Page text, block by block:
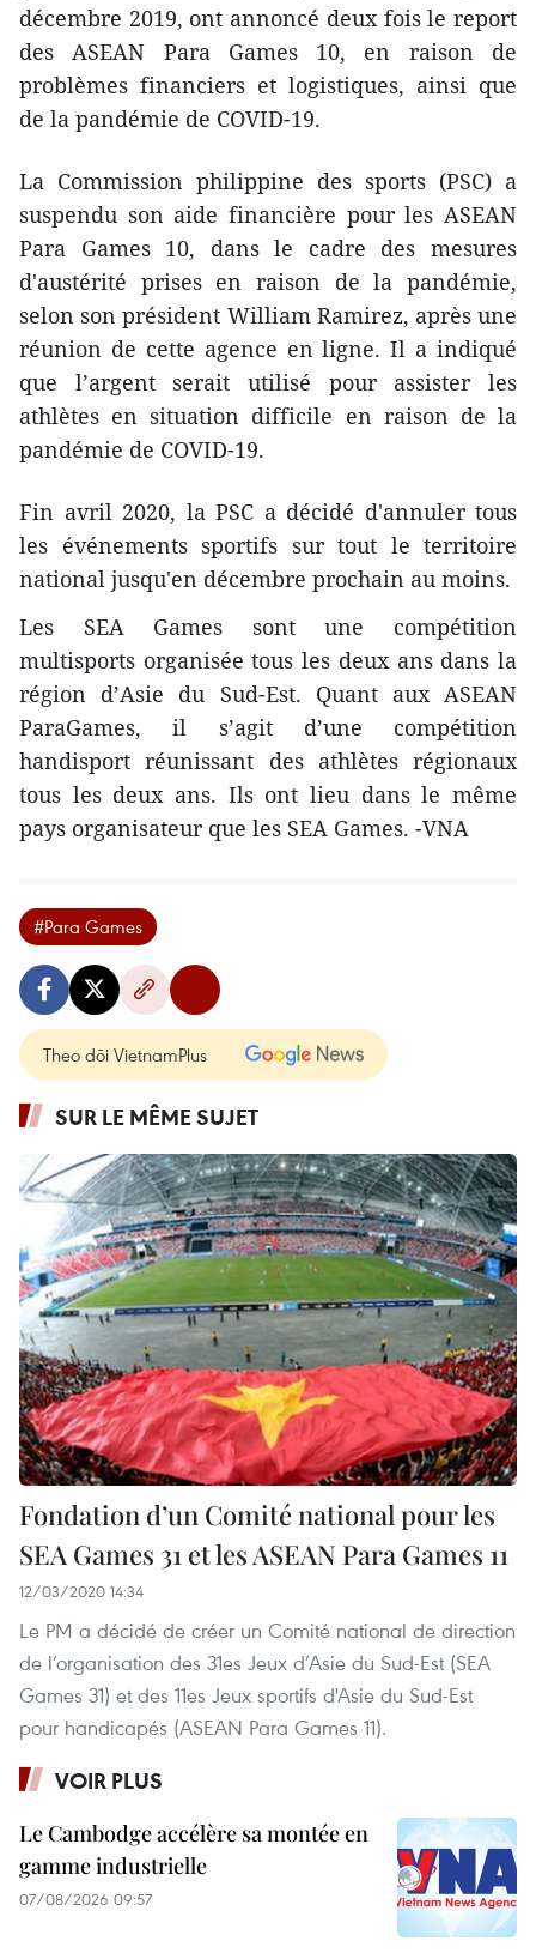
décembre 2019, ont annoncé deux fois le report
des ASEAN Para Games 10, en raison de
problèmes financiers et logistiques, ainsi que
de la pandémie de COVID-19.
La Commission philippine des sports (PSC) a
suspendu son aide financière pour les ASEAN
Para Games 10, dans le cadre des mesures
d'austérité prises en raison de la pandémie,
selon son président William Ramirez, après une
réunion de cette agence en ligne. Il a indiqué
que l’argent serait utilisé pour assister les
athlètes en situation difficile en raison de la
pandémie de COVID-19.
Fin avril 2020, la PSC a décidé d'annuler tous
les événements sportifs sur tout le territoire
national jusqu'en décembre prochain au moins.
Les SEA Games sont une compétition
multisports organisée tous les deux ans dans la
région d’Asie du Sud-Est. Quant aux ASEAN
ParaGames, il s’agit d’une compétition
handisport réunissant des athlètes régionaux
tous les deux ans. Ils ont lieu dans le même
pays organisateur que les SEA Games. -VNA
#Para Games
Theo dõi VietnamPlus
SUR LE MÊME SUJET
Fondation d’un Comité national pour les
SEA Games 31 et les ASEAN Para Games 11
12/03/2020 14:34
Le PM a décidé de créer un Comité national de direction
de l’organisation des 31es Jeux d’Asie du Sud-Est (SEA
Games 31) et des 11es Jeux sportifs d'Asie du Sud-Est
pour handicapés (ASEAN Para Games 11).
VOIR PLUS
Le Cambodge accélère sa montée en
gamme industrielle
07/08/2026 09:57